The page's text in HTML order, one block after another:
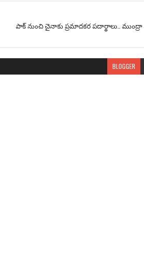
పాక్ నుంచి చైనాకు ప్రమాదకర పదార్థాలు.. ముంద్రా
BLOGGER